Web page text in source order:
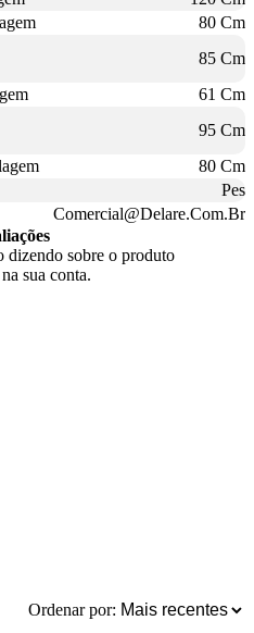
80 Cm
85 Cm
61 Cm
95 Cm
80 Cm
Pes
Comercial@Delare.Com.Br
dizendo sobre o produto
sua conta.
Ordenar por: